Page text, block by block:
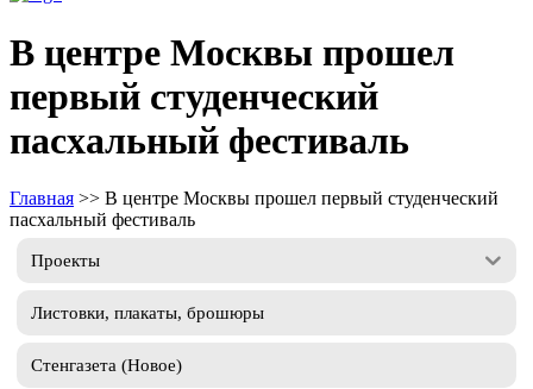
В центре Москвы прошел
первый студенческий
пасхальный фестиваль
Главная >> В центре Москвы прошел первый студенческий
пасхальный фестиваль
Проекты
Листовки, плакаты, брошюры
Стенгазета (Новое)